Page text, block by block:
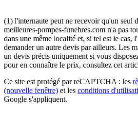
(1) l'internaute peut ne recevoir qu'un seul
meilleures-pompes-funebres.com n'a pas
dans une même localité et, si tel est le cas,
demander un autre devis par ailleurs. Les
un devis précis uniquement si vous
pour en connaître le prix, consultez cet
Ce site est protégé par reCAPTCHA : les
(nouvelle fenêtre) et les conditions
Google s'appliquent.